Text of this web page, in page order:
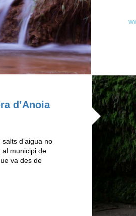
d’Anoia
d’aigua no
al municipi de
va des de